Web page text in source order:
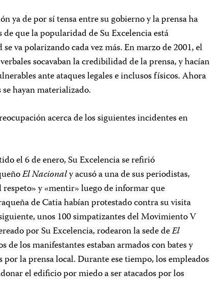
ya de por sí tensa entre su gobierno y la prensa ha
que la popularidad de Su Excelencia está
va polarizando cada vez más. En marzo de 2001, el
socavaban la credibilidad de la prensa, y hacían
ante ataques legales e inclusos físicos. Ahora
hayan materializado.
acerca de los siguientes incidentes en
el 6 de enero, Su Excelencia se refirió
El Nacionaly acusó a una de sus periodistas,
respeto» y «mentir» luego de informar que
de Catia habían protestado contra su visita
unos 100 simpatizantes del Movimiento V
por Su Excelencia, rodearon la sede deEl
de los manifestantes estaban armados con bates y
la prensa local. Durante ese tiempo, los empleados
el edificio por miedo a ser atacados por los